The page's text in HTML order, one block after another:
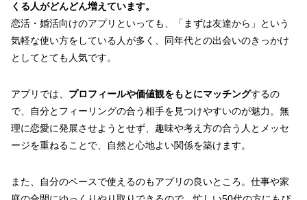
くる人がどんどん増えています。
恋活・婚活向けのアプリといっても、「まずは友達から」という
気軽な使い方をしている人が多く、同年代との出会いのきっかけ
としてとても人気です。
アプリでは、 プロフィールや価値観をもとにマッチングするの
で、自分とフィーリングの合う相手を見つけやすいのが魅力。無
理に恋愛に発展させようとせず、趣味や考え方の合う人とメッセ
ージを重ねることで、自然と心地よい関係を築けます。
また、自分のペースで使えるのもアプリの良いところ。仕事や家